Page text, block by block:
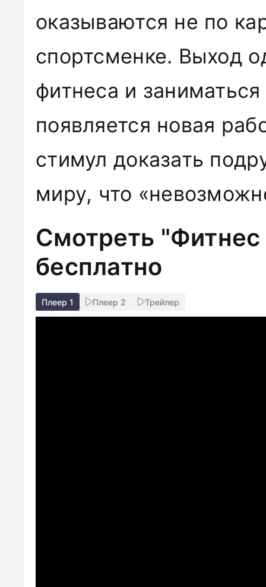
оказываются не по
спортсменке. Выход
фитнеса и
появляется новая
стимул доказать
миру, что
Смотреть
бесплатно
Плеер 1 Плеер 2 Трейлер